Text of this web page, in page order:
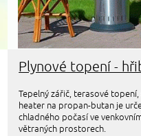
Plynové topení -
Tepelný zářič, terasové
heater na propan-butan je
chladného počasí ve
větraných prostorech.